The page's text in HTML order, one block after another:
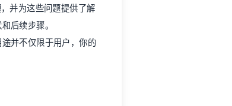
并为这些问题提供了解
后续步骤。
并不仅限于用户，你的